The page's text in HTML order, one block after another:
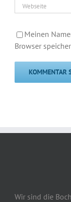
Meinen
Browser
Wir sind die